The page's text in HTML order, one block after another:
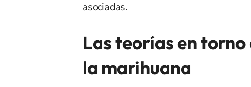
asociadas.
Las teorías en
la marihuana